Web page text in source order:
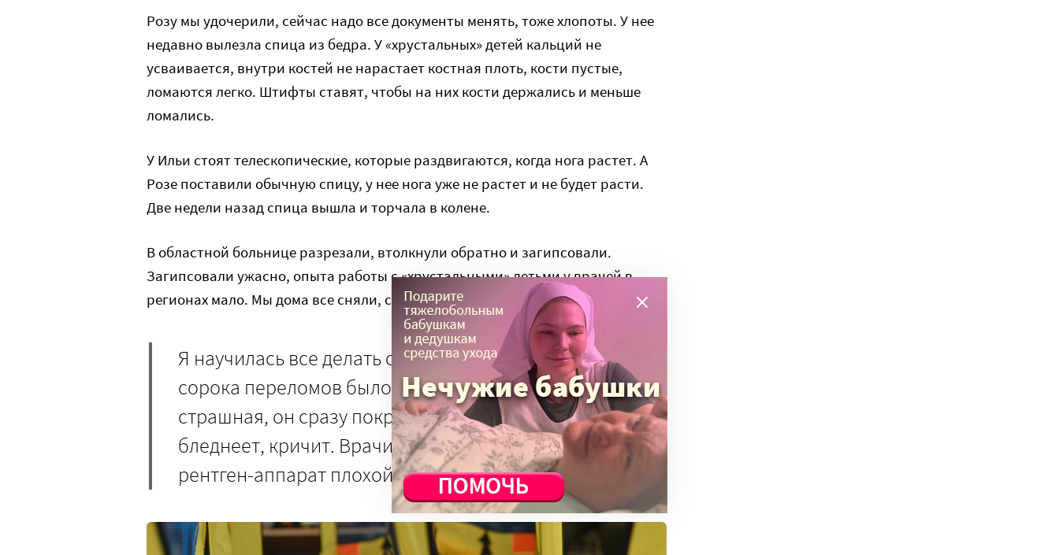
Розу мы удочерили, сейчас надо все документы менять, тоже хлопоты. У нее
недавно вылезла спица из бедра. У «хрустальных» детей кальций не
усваивается, внутри костей не нарастает костная плоть, кости пустые,
ломаются легко. Штифты ставят, чтобы на них кости держались и меньше
ломались.
У Ильи стоят телескопические, которые раздвигаются, когда нога растет. А
Розе поставили обычную спицу, у нее нога уже не растет и не будет расти.
Две недели назад спица вышла и торчала в колене.
В областной больнице разрезали, втолкнули обратно и загипсовали.
Загипсовали ужасно, опыта работы с «хрустальными» детьми у врачей в
регионах мало. Мы дома все сняли, сами загипсовали, как надо.
Я научилась все делать сама. У Илюши уже около
сорока переломов было за его пять лет. Это боль
страшная, он сразу покрывается холодным потом,
бледнеет, кричит. Врачи в районе неопытные, и
рентген-аппарат плохой.